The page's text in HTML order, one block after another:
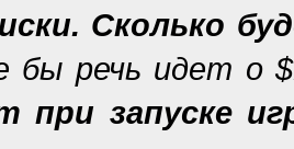
Сколько
бы речь идет о
при запуске